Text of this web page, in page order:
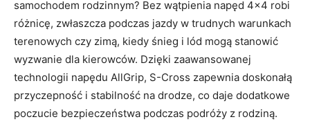
samochodem rodzinnym? Bez wątpienia napęd 4×4 robi
różnicę, zwłaszcza podczas jazdy w⁢ trudnych warunkach
terenowych czy zimą, kiedy śnieg i ​lód mogą stanowić
wyzwanie dla kierowców. Dzięki zaawansowanej
technologii⁤ napędu AllGrip, S-Cross zapewnia doskonałą
przyczepność i⁣ stabilność na drodze, co daje ‌dodatkowe
poczucie ​bezpieczeństwa podczas podróży z rodziną.